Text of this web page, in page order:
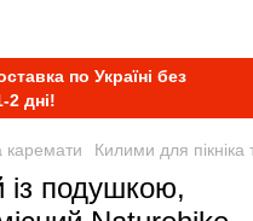
по Україні без
2 дні!
каремати Килими для
із подушкою,